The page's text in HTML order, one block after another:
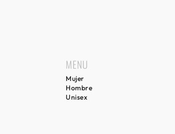
MENU
Mujer
Hombre
Unisex